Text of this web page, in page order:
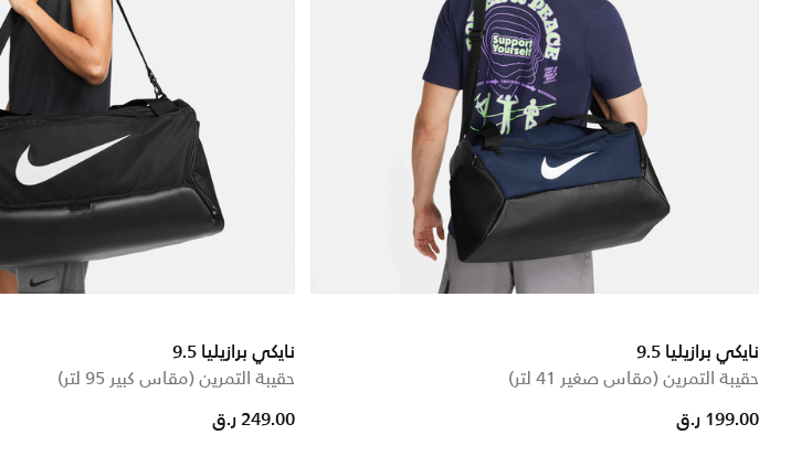
نايكي برازيليا 9.5
حقيبة التمرين (مقاس صغير 41 لتر)
199.00 ر.ق
نايكي برازيليا 9.5
حقيبة التمرين (مقاس كبير 95 لتر)
249.00 ر.ق